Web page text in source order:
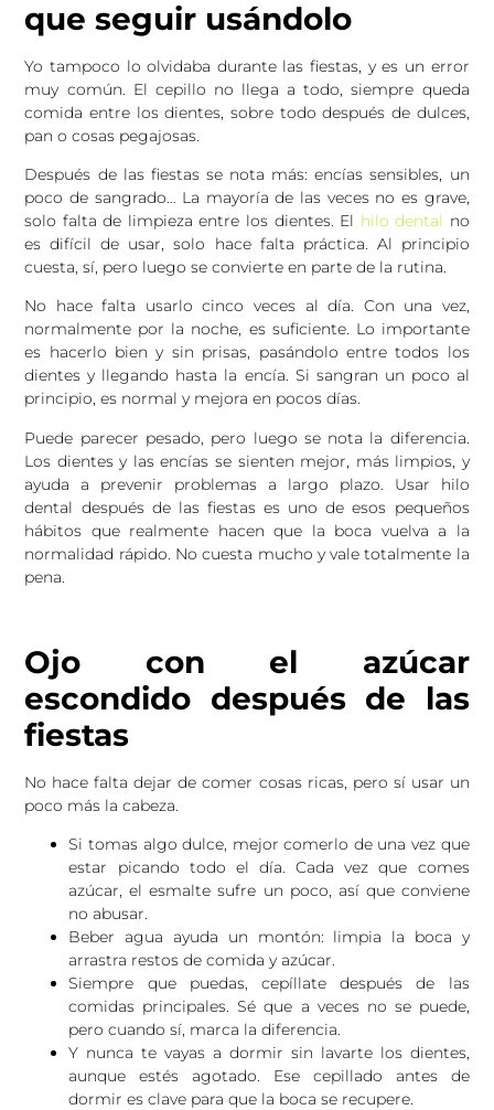
que seguir usándolo
Yo tampoco lo olvidaba durante las fiestas, y es un error
muy común. El cepillo no llega a todo, siempre queda
comida entre los dientes, sobre todo después de dulces,
pan o cosas pegajosas.
Después de las fiestas se nota más: encías sensibles, un
poco de sangrado… La mayoría de las veces no es grave,
solo falta de limpieza entre los dientes. El hilo dental no
es difícil de usar, solo hace falta práctica. Al principio
cuesta, sí, pero luego se convierte en parte de la rutina.
No hace falta usarlo cinco veces al día. Con una vez,
normalmente por la noche, es suficiente. Lo importante
es hacerlo bien y sin prisas, pasándolo entre todos los
dientes y llegando hasta la encía. Si sangran un poco al
principio, es normal y mejora en pocos días.
Puede parecer pesado, pero luego se nota la diferencia.
Los dientes y las encías se sienten mejor, más limpios, y
ayuda a prevenir problemas a largo plazo. Usar hilo
dental después de las fiestas es uno de esos pequeños
hábitos que realmente hacen que la boca vuelva a la
normalidad rápido. No cuesta mucho y vale totalmente la
pena.
Ojo con el azúcar
escondido después de las
fiestas
No hace falta dejar de comer cosas ricas, pero sí usar un
poco más la cabeza.
Si tomas algo dulce, mejor comerlo de una vez que
estar picando todo el día. Cada vez que comes
azúcar, el esmalte sufre un poco, así que conviene
no abusar.
Beber agua ayuda un montón: limpia la boca y
arrastra restos de comida y azúcar.
Siempre que puedas, cepíllate después de las
comidas principales. Sé que a veces no se puede,
pero cuando sí, marca la diferencia.
Y nunca te vayas a dormir sin lavarte los dientes,
aunque estés agotado. Ese cepillado antes de
dormir es clave para que la boca se recupere.